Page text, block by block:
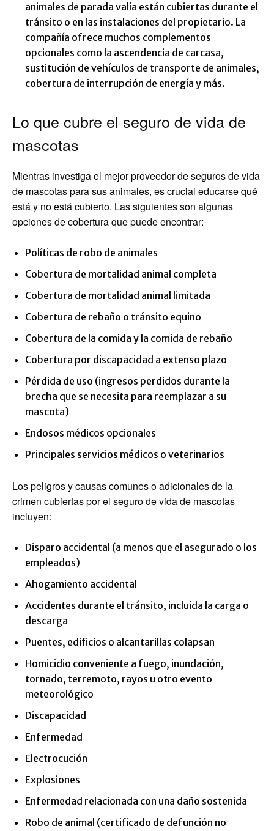
animales de parada valía están cubiertas durante el
tránsito o en las instalaciones del propietario. La
compañía ofrece muchos complementos
opcionales como la ascendencia de carcasa,
sustitución de vehículos de transporte de animales,
cobertura de interrupción de energía y más.
Lo que cubre el seguro de vida de
mascotas
Mientras investiga el mejor proveedor de seguros de vida
de mascotas para sus animales, es crucial educarse qué
está y no está cubierto. Las siguientes son algunas
opciones de cobertura que puede encontrar:
Políticas de robo de animales
Cobertura de mortalidad animal completa
Cobertura de mortalidad animal limitada
Cobertura de rebaño o tránsito equino
Cobertura de la comida y la comida de rebaño
Cobertura por discapacidad a extenso plazo
Pérdida de uso (ingresos perdidos durante la
brecha que se necesita para reemplazar a su
mascota)
Endosos médicos opcionales
Principales servicios médicos o veterinarios
Los peligros y causas comunes o adicionales de la
crimen cubiertas por el seguro de vida de mascotas
incluyen:
Disparo accidental (a menos que el asegurado o los
empleados)
Ahogamiento accidental
Accidentes durante el tránsito, incluida la carga o
descarga
Puentes, edificios o alcantarillas colapsan
Homicidio conveniente a fuego, inundación,
tornado, terremoto, rayos u otro evento
meteorológico
Discapacidad
Enfermedad
Electrocución
Explosiones
Enfermedad relacionada con una daño sostenida
Robo de animal (certificado de defunción no